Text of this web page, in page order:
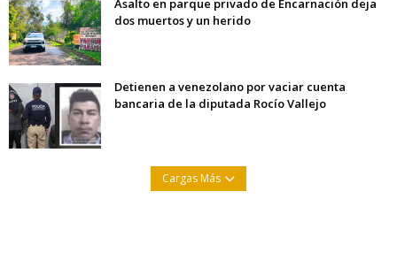
Asalto en parque privado de Encarnación deja
dos muertos y un herido
Detienen a venezolano por vaciar cuenta
bancaria de la diputada Rocío Vallejo
Cargas Más